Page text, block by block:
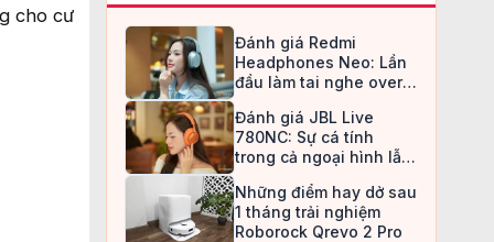
cho cư
Đánh giá Redmi
Headphones Neo: Lần
đầu làm tai nghe over-
an toàn
Đánh giá JBL Live
780NC: Sự cá tính
trong cả ngoại hình lẫn
Những điểm hay dở sau
1 tháng trải nghiệm
Roborock Qrevo 2 Pro